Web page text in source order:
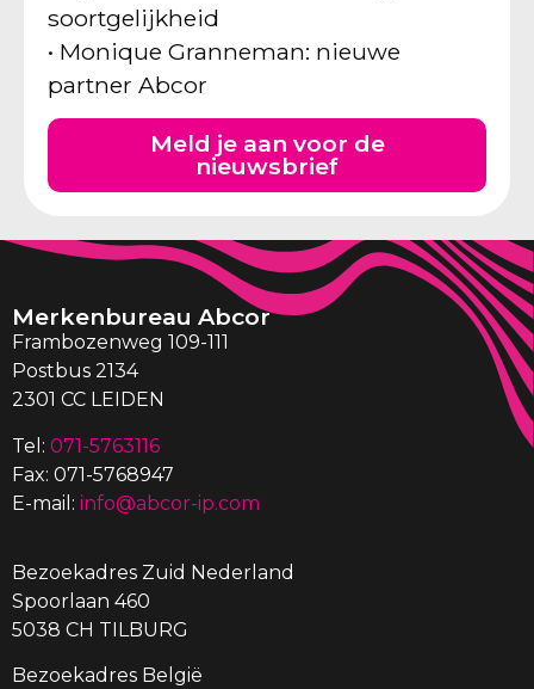
soortgelijkheid
• Monique Granneman: nieuwe
partner Abcor
Meld je aan voor de
nieuwsbrief
Merkenbureau Abcor
Frambozenweg 109-111
Postbus 2134
2301 CC LEIDEN
Tel: 071-5763116
Fax: 071-5768947
E-mail: info@abcor-ip.com
Bezoekadres Zuid Nederland
Spoorlaan 460
5038 CH TILBURG
Bezoekadres België